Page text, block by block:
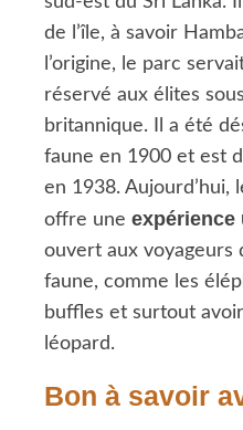
de l’île, à savoir
l’origine, le parc
réservé aux élites
britannique. Il a été
faune en 1900 et est
en 1938. Aujourd’hui,
offre une expérience
ouvert aux voyageurs
faune, comme les
buffles et surtout
léopard.
Bon à savoir